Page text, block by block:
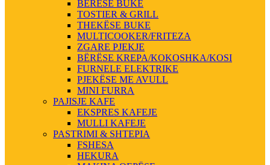
BËRËSE BUKE
TOSTIER & GRILL
THEKËSE BUKE
MULTICOOKER/FRITEZA
ZGARE PJEKJE
BËRËSE KREPA/KOKOSHKA/KOSI
FURNELE ELEKTRIKE
PJEKËSE ME AVULL
MINI FURRA
PAJISJE KAFE
EKSPRES KAFEJE
MULLI KAFEJE
PASTRIMI & SHTEPIA
FSHESA
HEKURA